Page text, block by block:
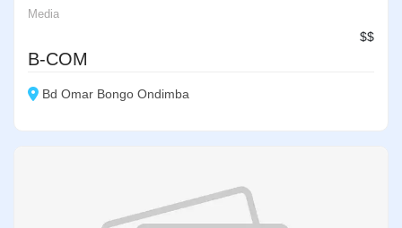
Media
$$
B-COM
Bd Omar Bongo Ondimba